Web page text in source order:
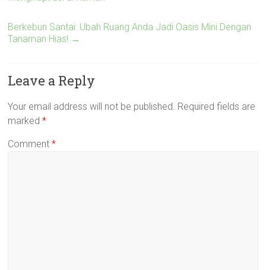
Berkebun Santai: Ubah Ruang Anda Jadi Oasis Mini Dengan
Tanaman Hias! →
Leave a Reply
Your email address will not be published. Required fields are
marked*
Comment*